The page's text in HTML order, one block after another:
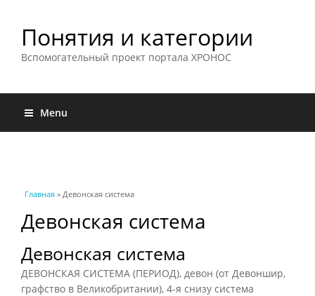
Понятия и категории
Вспомогательный проект портала ХРОНОС
Menu
Вы здесь
Главная » Девонская система
Девонская система
Девонская система
ДЕВОНСКАЯ СИСТЕМА (ПЕРИОД), девон (от Девоншир,
графство в Великобритании), 4-я снизу система